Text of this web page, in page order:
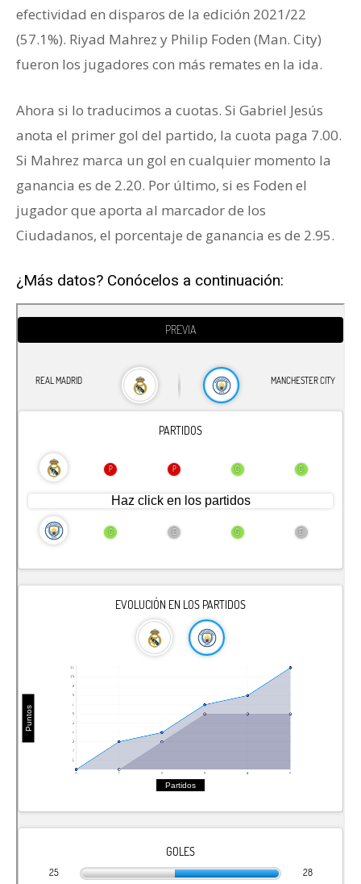
efectividad en disparos de la edición 2021/22
(57.1%). Riyad Mahrez y Philip Foden (Man. City)
fueron los jugadores con más remates en la ida.
Ahora si lo traducimos a cuotas. Si Gabriel Jesús
anota el primer gol del partido, la cuota paga 7.00.
Si Mahrez marca un gol en cualquier momento la
ganancia es de 2.20. Por último, si es Foden el
jugador que aporta al marcador de los
Ciudadanos, el porcentaje de ganancia es de 2.95.
¿Más datos? Conócelos a continuación: